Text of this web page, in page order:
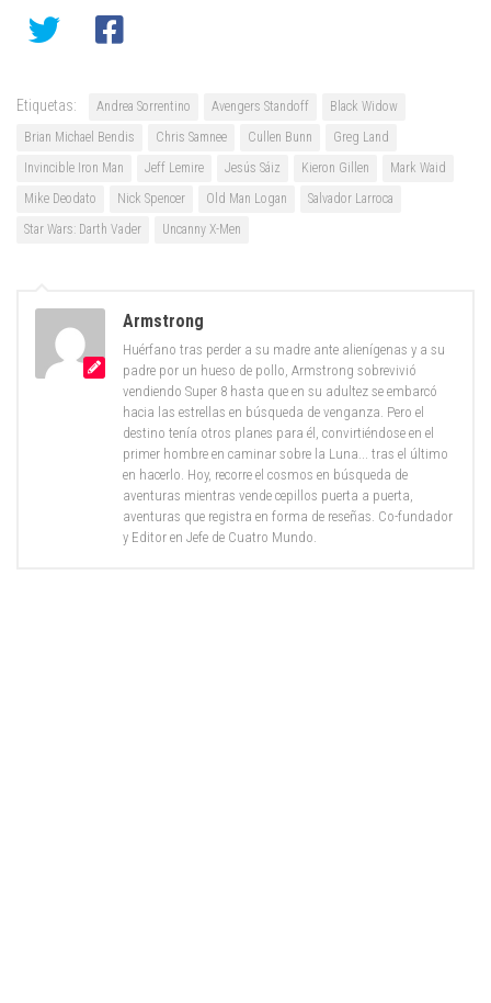
Etiquetas: Andrea Sorrentino Avengers Standoff
Black Widow
Brian Michael Bendis
Chris Samnee Cullen Bunn
Greg Land
Invincible Iron Man
Jeff Lemire Jesús Sáiz Kieron Gillen
Mark Waid
Mike Deodato
Nick Spencer Old Man Logan
Salvador Larroca
Star Wars: Darth Vader
Uncanny X-Men
Armstrong
Huérfano tras perder a su madre ante alienígenas y a su
padre por un hueso de pollo, Armstrong sobrevivió
vendiendo Super 8 hasta que en su adultez se embarcó
hacia las estrellas en búsqueda de venganza. Pero el
destino tenía otros planes para él, convirtiéndose en el
primer hombre en caminar sobre la Luna... tras el último
en hacerlo. Hoy, recorre el cosmos en búsqueda de
aventuras mientras vende cepillos puerta a puerta,
aventuras que registra en forma de reseñas. Co-fundador
y Editor en Jefe de Cuatro Mundo.